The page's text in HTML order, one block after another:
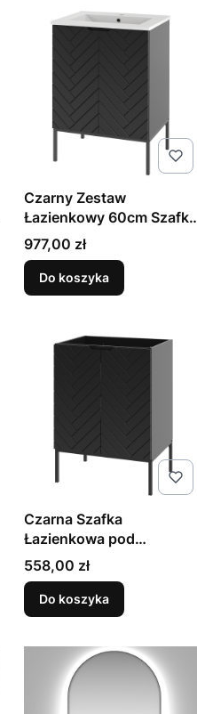
Czarny Zestaw
Łazienkowy 60cm Szafka
z Umywalką Czarny
Stelaż Aspen
Cena
977,00 zł
Do koszyka
Czarna Szafka
Łazienkowa pod
Umywalkę 60cm Czarny
Stelaż Aspen
Cena
558,00 zł
Do koszyka